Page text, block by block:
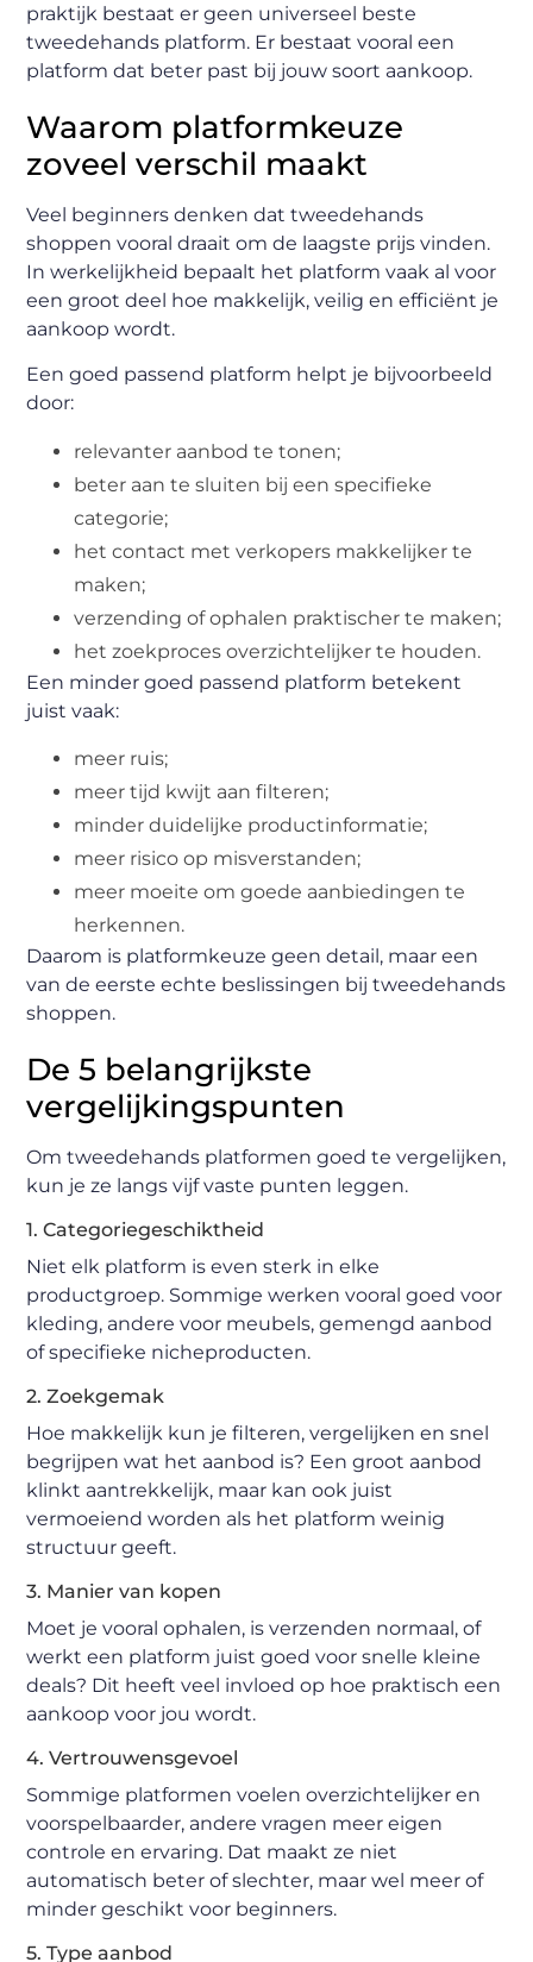
praktijk bestaat er geen universeel beste
tweedehands platform. Er bestaat vooral een
platform dat beter past bij jouw soort aankoop.
Waarom platformkeuze
zoveel verschil maakt
Veel beginners denken dat tweedehands
shoppen vooral draait om de laagste prijs vinden.
In werkelijkheid bepaalt het platform vaak al voor
een groot deel hoe makkelijk, veilig en efficiënt je
aankoop wordt.
Een goed passend platform helpt je bijvoorbeeld
door:
relevanter aanbod te tonen;
beter aan te sluiten bij een specifieke
categorie;
het contact met verkopers makkelijker te
maken;
verzending of ophalen praktischer te maken;
het zoekproces overzichtelijker te houden.
Een minder goed passend platform betekent
juist vaak:
meer ruis;
meer tijd kwijt aan filteren;
minder duidelijke productinformatie;
meer risico op misverstanden;
meer moeite om goede aanbiedingen te
herkennen.
Daarom is platformkeuze geen detail, maar een
van de eerste echte beslissingen bij tweedehands
shoppen.
De 5 belangrijkste
vergelijkingspunten
Om tweedehands platformen goed te vergelijken,
kun je ze langs vijf vaste punten leggen.
1. Categoriegeschiktheid
Niet elk platform is even sterk in elke
productgroep. Sommige werken vooral goed voor
kleding, andere voor meubels, gemengd aanbod
of specifieke nicheproducten.
2. Zoekgemak
Hoe makkelijk kun je filteren, vergelijken en snel
begrijpen wat het aanbod is? Een groot aanbod
klinkt aantrekkelijk, maar kan ook juist
vermoeiend worden als het platform weinig
structuur geeft.
3. Manier van kopen
Moet je vooral ophalen, is verzenden normaal, of
werkt een platform juist goed voor snelle kleine
deals? Dit heeft veel invloed op hoe praktisch een
aankoop voor jou wordt.
4. Vertrouwensgevoel
Sommige platformen voelen overzichtelijker en
voorspelbaarder, andere vragen meer eigen
controle en ervaring. Dat maakt ze niet
automatisch beter of slechter, maar wel meer of
minder geschikt voor beginners.
5. Type aanbod